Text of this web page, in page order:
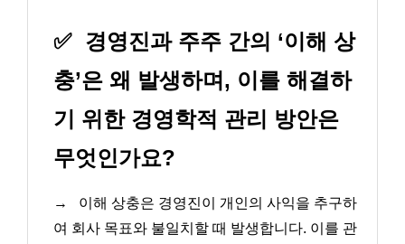
✅ 경영진과 주주 간의 ‘이해 상
충’은 왜 발생하며, 이를 해결하
기 위한 경영학적 관리 방안은
무엇인가요?
→
이해 상충은 경영진이 개인의 사익을 추구하
여 회사 목표와 불일치할 때 발생합니다. 이를 관